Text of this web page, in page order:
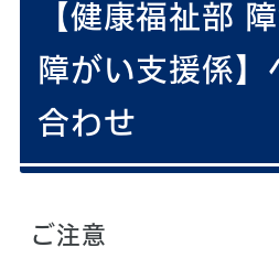
【健康福祉部
障がい支援係】
合わせ
ご注意